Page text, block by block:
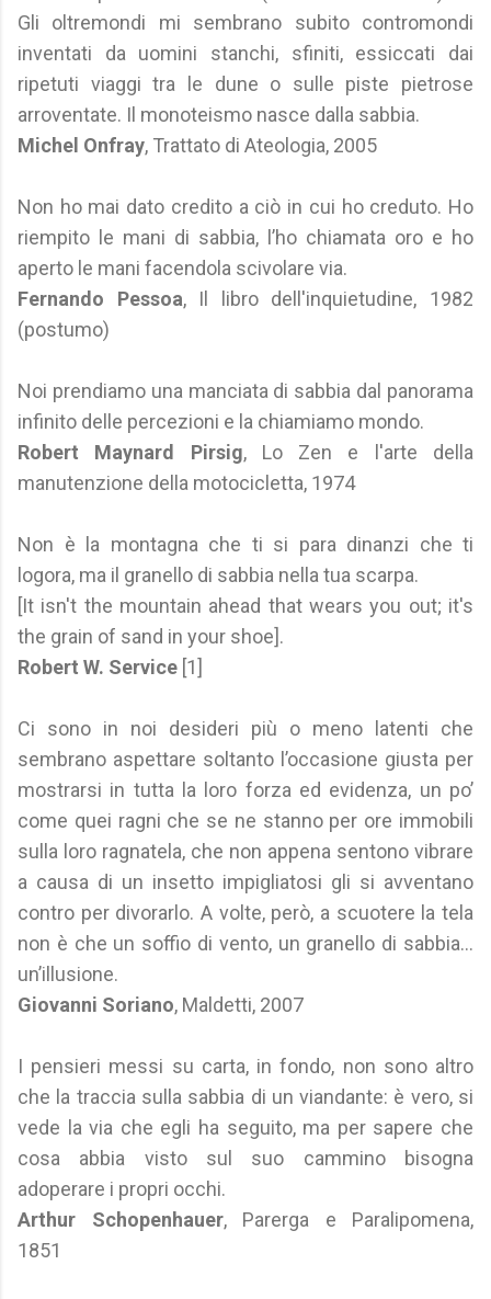
Gli oltremondi mi sembrano subito contromondi
inventati da uomini stanchi, sfiniti, essiccati dai
ripetuti viaggi tra le dune o sulle piste pietrose
arroventate. Il monoteismo nasce dalla sabbia.
Michel Onfray, Trattato di Ateologia, 2005
Non ho mai dato credito a ciò in cui ho creduto. Ho
riempito le mani di sabbia, l’ho chiamata oro e ho
aperto le mani facendola scivolare via.
Fernando Pessoa, Il libro dell'inquietudine, 1982
(postumo)
Noi prendiamo una manciata di sabbia dal panorama
infinito delle percezioni e la chiamiamo mondo.
Robert Maynard Pirsig, Lo Zen e l'arte della
manutenzione della motocicletta, 1974
Non è la montagna che ti si para dinanzi che ti
logora, ma il granello di sabbia nella tua scarpa.
[It isn't the mountain ahead that wears you out; it's
the grain of sand in your shoe].
Robert W. Service [1]
Ci sono in noi desideri più o meno latenti che
sembrano aspettare soltanto l’occasione giusta per
mostrarsi in tutta la loro forza ed evidenza, un po’
come quei ragni che se ne stanno per ore immobili
sulla loro ragnatela, che non appena sentono vibrare
a causa di un insetto impigliatosi gli si avventano
contro per divorarlo. A volte, però, a scuotere la tela
non è che un soffio di vento, un granello di sabbia...
un’illusione.
Giovanni Soriano, Maldetti, 2007
I pensieri messi su carta, in fondo, non sono altro
che la traccia sulla sabbia di un viandante: è vero, si
vede la via che egli ha seguito, ma per sapere che
cosa abbia visto sul suo cammino bisogna
adoperare i propri occhi.
Arthur Schopenhauer, Parerga e Paralipomena,
1851